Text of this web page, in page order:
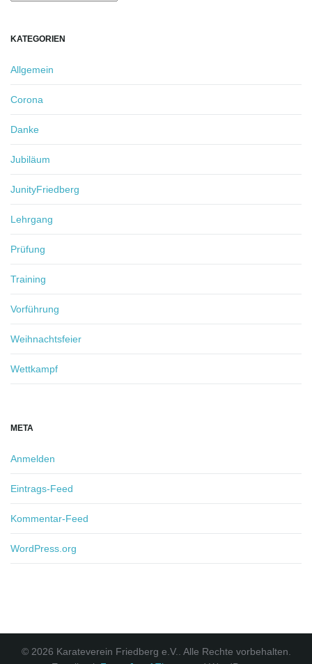
KATEGORIEN
Allgemein
Corona
Danke
Jubiläum
JunityFriedberg
Lehrgang
Prüfung
Training
Vorführung
Weihnachtsfeier
Wettkampf
META
Anmelden
Eintrags-Feed
Kommentar-Feed
WordPress.org
© 2026 Karateverein Friedberg e.V.. Alle Rechte vorbehalten.